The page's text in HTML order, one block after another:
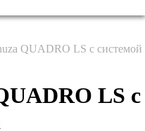
QUADRO LS с системой
LS с